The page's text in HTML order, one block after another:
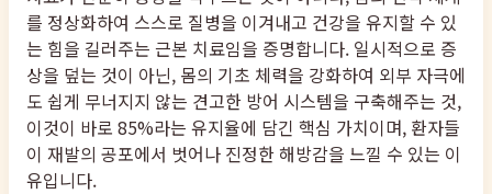
를 정상화하여 스스로 질병을 이겨내고 건강을 유지할 수 있
는 힘을 길러주는 근본 치료임을 증명합니다. 일시적으로 증
상을 덮는 것이 아닌, 몸의 기초 체력을 강화하여 외부 자극에
도 쉽게 무너지지 않는 견고한 방어 시스템을 구축해주는 것,
이것이 바로 85%라는 유지율에 담긴 핵심 가치이며, 환자들
이 재발의 공포에서 벗어나 진정한 해방감을 느낄 수 있는 이
유입니다.